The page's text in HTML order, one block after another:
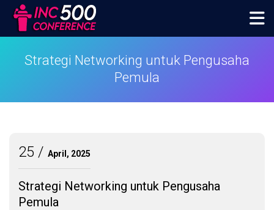
content
Strategi Networking untuk Pengusaha
Pemula
25 April, 2025
Strategi Networking untuk Pengusaha
Pemula